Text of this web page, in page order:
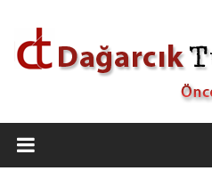
Dağarcık
Türkiye